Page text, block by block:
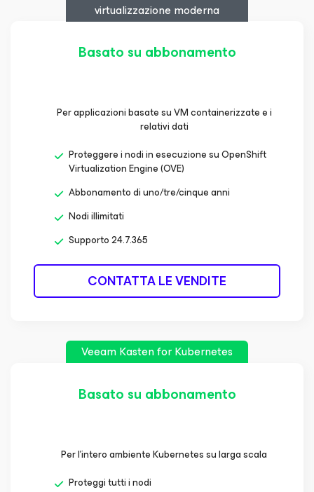
virtualizzazione moderna
Basato su abbonamento
Per applicazioni basate su VM containerizzate e i
relativi dati
Proteggere i nodi in esecuzione su OpenShift
Virtualization Engine (OVE)
Abbonamento di uno/tre/cinque anni
Nodi illimitati
Supporto 24.7.365
CONTATTA LE VENDITE
Veeam Kastenfor Kubernetes
Basato su abbonamento
Per l'intero ambiente Kubernetes su larga scala
Proteggi tutti i nodi